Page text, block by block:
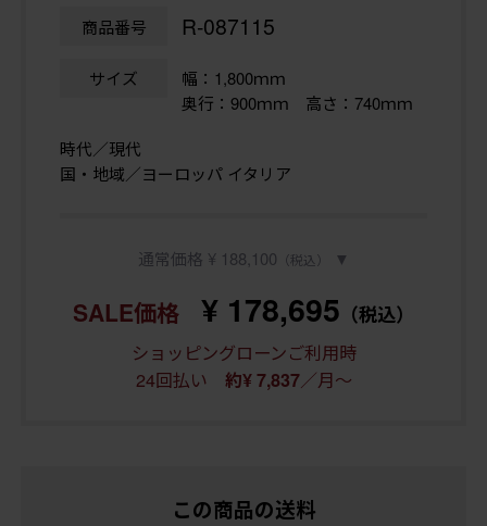
商品番号 R-087115
サイズ
幅：1,800ｍｍ
奥行：900ｍｍ 高さ：740ｍｍ
時代／現代
国・地域／ヨーロッパ イタリア
通常価格 ¥ 188,100 （税込） ▼
SALE価格 ¥ 178,695 （税込）
ショッピングローンご利用時
24回払い 約¥ 7,837／月～
この商品の送料